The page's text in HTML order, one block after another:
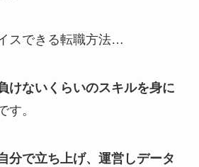
スできる転職方法…
けないくらいのスキルを身に
す。
分で立ち上げ、運営しデータ